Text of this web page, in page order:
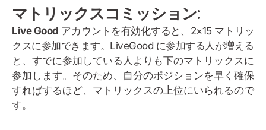
マトリックスコミッション:
Live Good アカウントを有効化すると、2×15 マトリッ
クスに参加できます。LiveGood に参加する人が増える
と、すでに参加している人よりも下のマトリックスに
参加します。そのため、自分のポジションを早く確保
すればするほど、マトリックスの上位にいられるので
す。